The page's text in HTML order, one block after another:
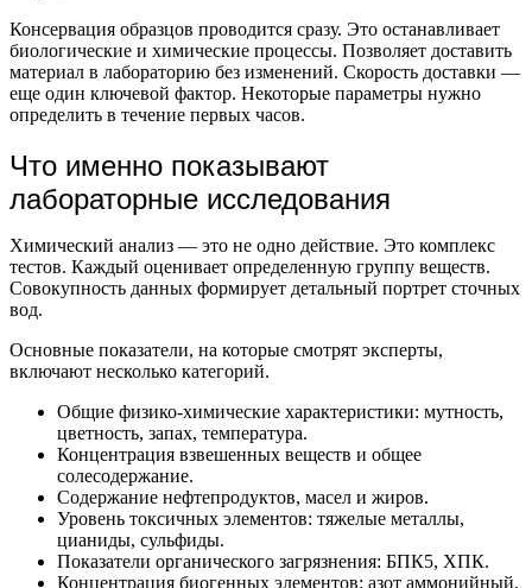
Консервация образцов проводится сразу. Это останавливает
биологические и химические процессы. Позволяет доставить
материал в лабораторию без изменений. Скорость доставки —
еще один ключевой фактор. Некоторые параметры нужно
определить в течение первых часов.
Что именно показывают
лабораторные исследования
Химический анализ — это не одно действие. Это комплекс
тестов. Каждый оценивает определенную группу веществ.
Совокупность данных формирует детальный портрет сточных
вод.
Основные показатели, на которые смотрят эксперты,
включают несколько категорий.
Общие физико-химические характеристики: мутность,
цветность, запах, температура.
Концентрация взвешенных веществ и общее
солесодержание.
Содержание нефтепродуктов, масел и жиров.
Уровень токсичных элементов: тяжелые металлы,
цианиды, сульфиды.
Показатели органического загрязнения: БПК5, ХПК.
Концентрация биогенных элементов: азот аммонийный,